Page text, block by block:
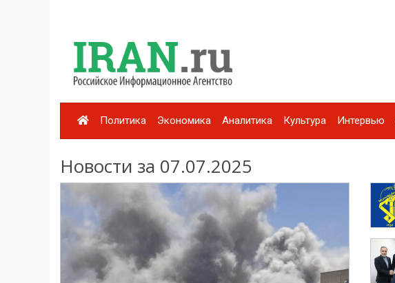
Политика Экономика Аналитика Культура Интервью
Новости за 07.07.2025